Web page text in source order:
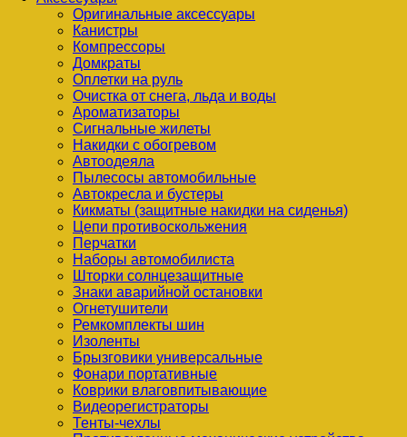
Оригинальные аксессуары
Канистры
Компрессоры
Домкраты
Оплетки на руль
Очистка от снега, льда и воды
Ароматизаторы
Сигнальные жилеты
Накидки с обогревом
Автоодеяла
Пылесосы автомобильные
Автокресла и бустеры
Кикматы (защитные накидки на сиденья)
Цепи противоскольжения
Перчатки
Наборы автомобилиста
Шторки солнцезащитные
Знаки аварийной остановки
Огнетушители
Ремкомплекты шин
Изоленты
Брызговики универсальные
Фонари портативные
Коврики влаговпитывающие
Видеорегистраторы
Тенты-чехлы